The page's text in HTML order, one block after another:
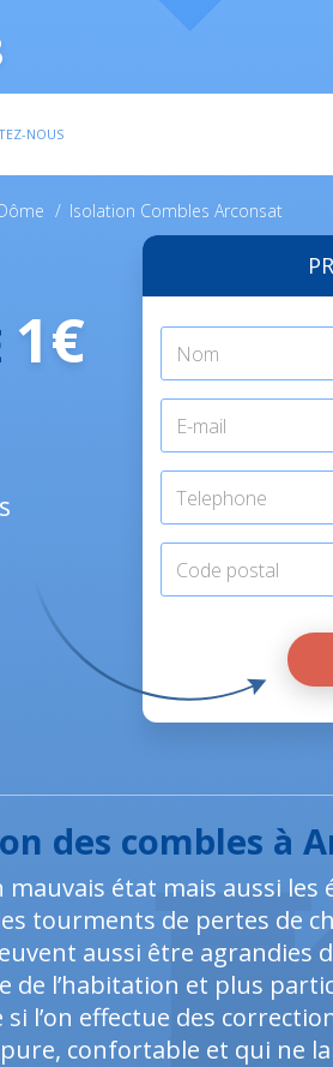
NOUS
/ Isolation Combles Arconsat
1€
des combles à
mauvais état mais aussi
tourments de pertes de
aussi être agrandies
de l’habitation et plus
si l’on effectue des
confortable et qui ne